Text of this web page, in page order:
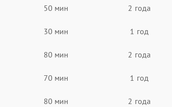
50 мин 2 года
30 мин 1 год
80 мин 2 года
70 мин 1 год
80 мин 2 года